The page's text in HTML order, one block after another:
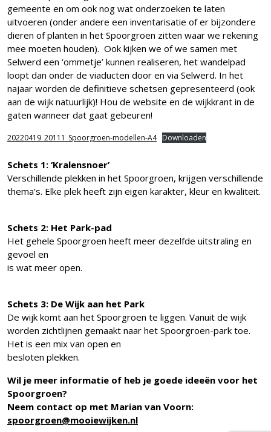
gemeente en om ook nog wat onderzoeken te laten
uitvoeren (onder andere een inventarisatie of er bijzondere
dieren of planten in het Spoorgroen zitten waar we rekening
mee moeten houden). Ook kijken we of we samen met
Selwerd een ‘ommetje’ kunnen realiseren, het wandelpad
loopt dan onder de viaducten door en via Selwerd. In het
najaar worden de definitieve schetsen gepresenteerd (ook
aan de wijk natuurlijk)! Hou de website en de wijkkrant in de
gaten wanneer dat gaat gebeuren!
20220419_20111_Spoorgroen-modellen-A4 Downloaden
Schets 1: ‘Kralensnoer’
Verschillende plekken in het Spoorgroen, krijgen verschillende
thema’s. Elke plek heeft zijn eigen karakter, kleur en kwaliteit.
Schets 2: Het Park-pad
Het gehele Spoorgroen heeft meer dezelfde uitstraling en
gevoel en
is wat meer open.
Schets 3: De Wijk aan het Park
De wijk komt aan het Spoorgroen te liggen. Vanuit de wijk
worden zichtlijnen gemaakt naar het Spoorgroen-park toe.
Het is een mix van open en
besloten plekken.
Wil je meer informatie of heb je goede ideeën voor het
Spoorgroen?
Neem contact op met Marian van Voorn:
spoorgroen@mooiewijken.nl